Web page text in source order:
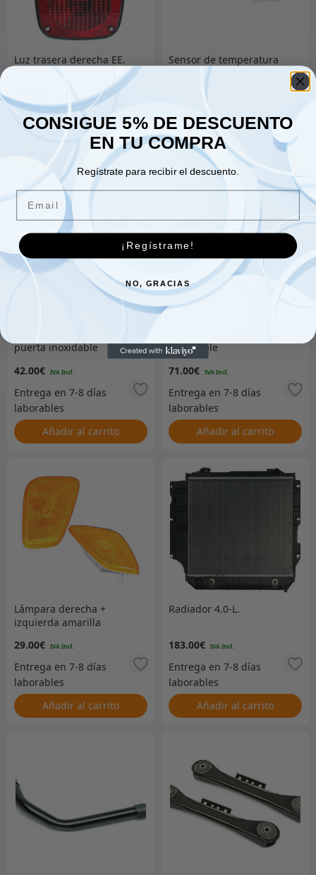
Luz trasera derecha EE.
Añadir al carrito
Sensor de temperatura
Añadir al carrito
puerta inoxidable
42.00€
Añadir al carrito
inoxidable
71.00€
Añadir al carrito
Lámpara derecha +
izquierda amarilla
29.00€
Añadir al carrito
Radiador 4.0-L.
183.00€
Añadir al carrito
CONSIGUE 5% DE DESCUENTO
EN TU COMPRA
Regístrate para recibir el descuento.
¡Regístrame!
NO, GRACIAS